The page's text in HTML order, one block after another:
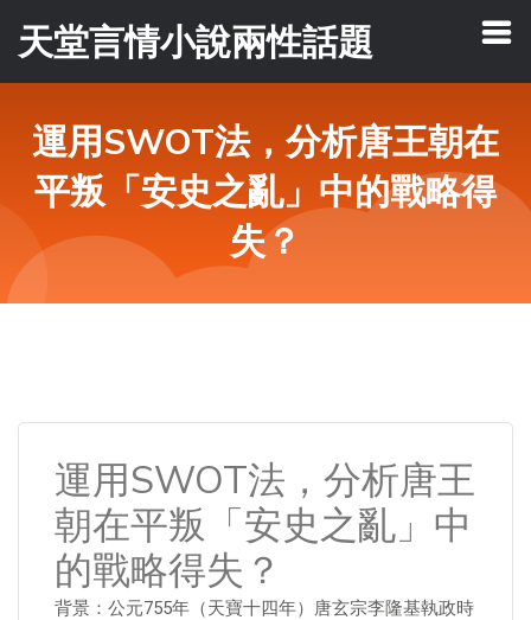
天堂言情小說兩性話題
運用SWOT法，分析唐王朝在
平叛「安史之亂」中的戰略得
失？
運用SWOT法，分析唐王
朝在平叛「安史之亂」中
的戰略得失？
背景：公元755年（天寶十四年）唐玄宗李隆基執政時